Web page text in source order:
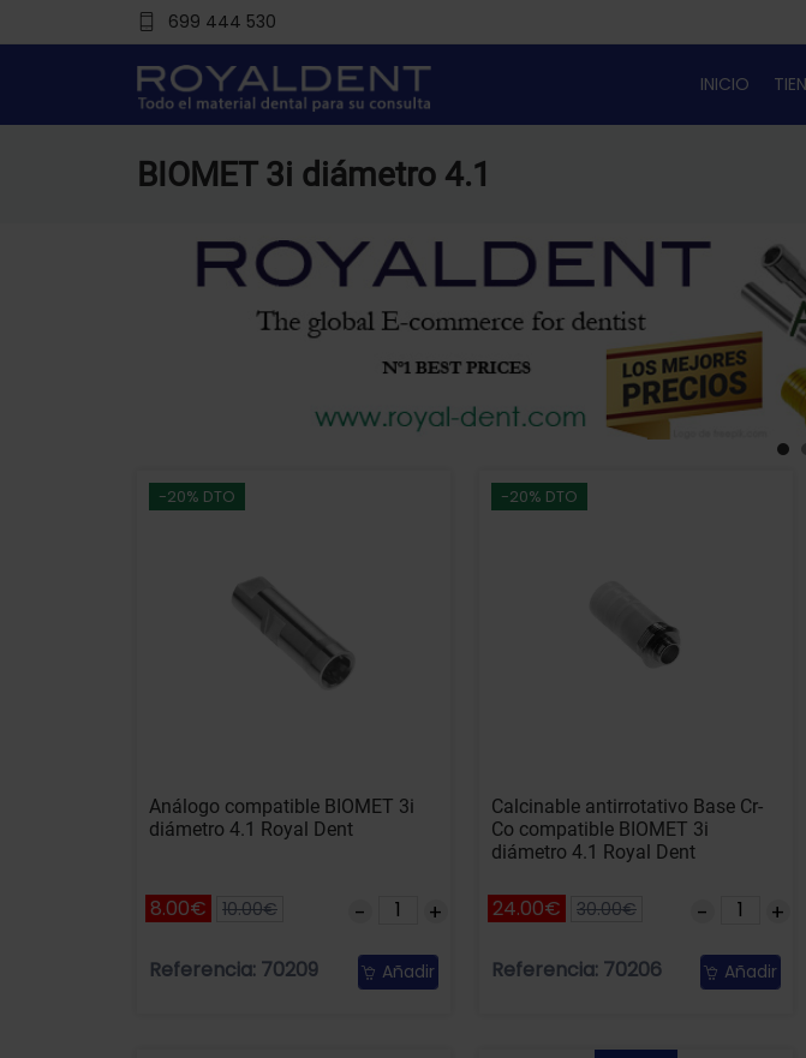
699 444 530
INICIO
BIOMET 3i diámetro 4.1
-20% DTO
Análogo compatible BIOMET 3i
diámetro 4.1 Royal Dent
8.00€ 10.00€
Referencia: 70209 Añadir
-20% DTO
Calcinable antirrotativo Base Cr-
Co compatible BIOMET 3i
diámetro 4.1 Royal Dent
24.00€ 30.00€
Referencia: 70206 Añadir